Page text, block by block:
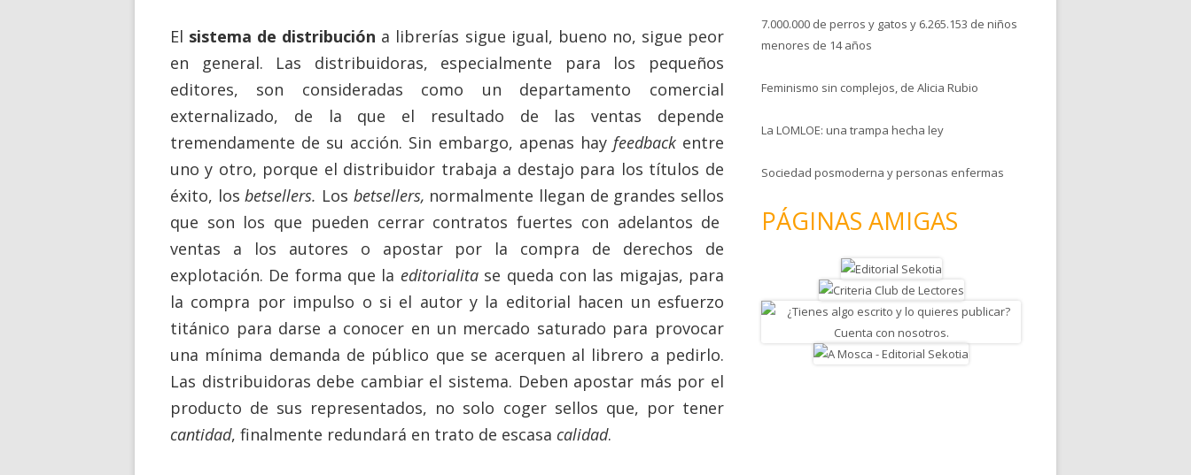
El sistema de distribución a librerías sigue igual, bueno no, sigue peor
en general. Las distribuidoras, especialmente para los pequeños
editores, son consideradas como un departamento comercial
externalizado, de la que el resultado de las ventas depende
tremendamente de su acción. Sin embargo, apenas hay feedback entre
uno y otro, porque el distribuidor trabaja a destajo para los títulos de
éxito, losbetsellers. Los betsellers, normalmente llegan de grandes sellos
que son los que pueden cerrar contratos fuertes con adelantos de
ventas a los autores o apostar por la compra de derechos de
explotación. De forma que la editorialita se queda con las migajas, para
la compra por impulso o si el autor y la editorial hacen un esfuerzo
titánico para darse a conocer en un mercado saturado para provocar
una mínima demanda de público que se acerquen al librero a pedirlo.
Las distribuidoras debe cambiar el sistema. Deben apostar más por el
producto de sus representados, no solo coger sellos que, por tener
cantidad, finalmente redundará en trato de escasa calidad.
7.000.000 de perros y gatos y 6.265.153 de niños
menores de 14 años
Feminismo sin complejos, de Alicia Rubio
La LOMLOE: una trampa hecha ley
Sociedad posmoderna y personas enfermas
PÁGINAS AMIGAS